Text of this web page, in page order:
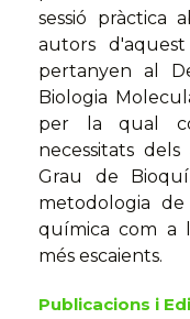
sessió pràctica
autors
pertanyen al
Biologia
per la qual
necessitats
Grau de
metodologia
química com a
més escaients.
Publicacions i